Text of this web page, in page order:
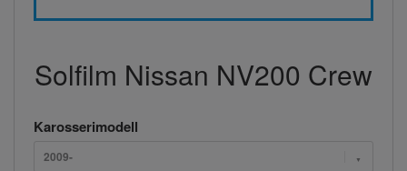
Solfilm Nissan NV200 Crew
Karosserimodell
2009-